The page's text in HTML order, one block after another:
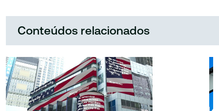
Conteúdos relacionados